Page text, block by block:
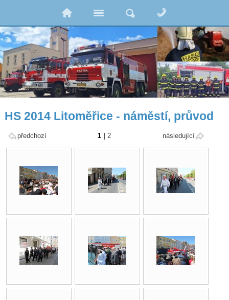
HS 2014 Litoměřice - náměstí, průvod
předchozí 1 2 následující